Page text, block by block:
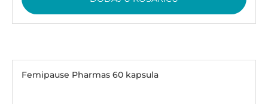
Femipause Pharmas 60 kapsula